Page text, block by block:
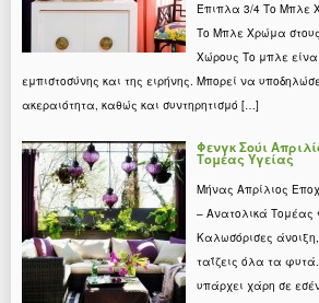
Έπιπλα 3/4 Το Μπλε
Το Μπλε Χρώμα
Χώρους Το μπλε
εμπιστοσύνης και της ειρήνης. Μπορεί να
ακεραιότητα, καθώς και συντηρητισμό […]
Φενγκ Σούι
Τομέας Υγείας
Μήνας Απρίλιος
– Ανατολικά Τομέας
Καλωσόρισες
ταΐζεις όλα τα φυτά.
υπάρχει χάρη σε